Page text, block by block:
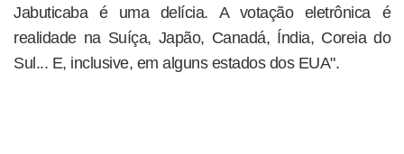
Jabuticaba é uma delícia. A votação eletrônica é
realidade na Suíça, Japão, Canadá, Índia, Coreia do
Sul... E, inclusive, em alguns estados dos EUA".